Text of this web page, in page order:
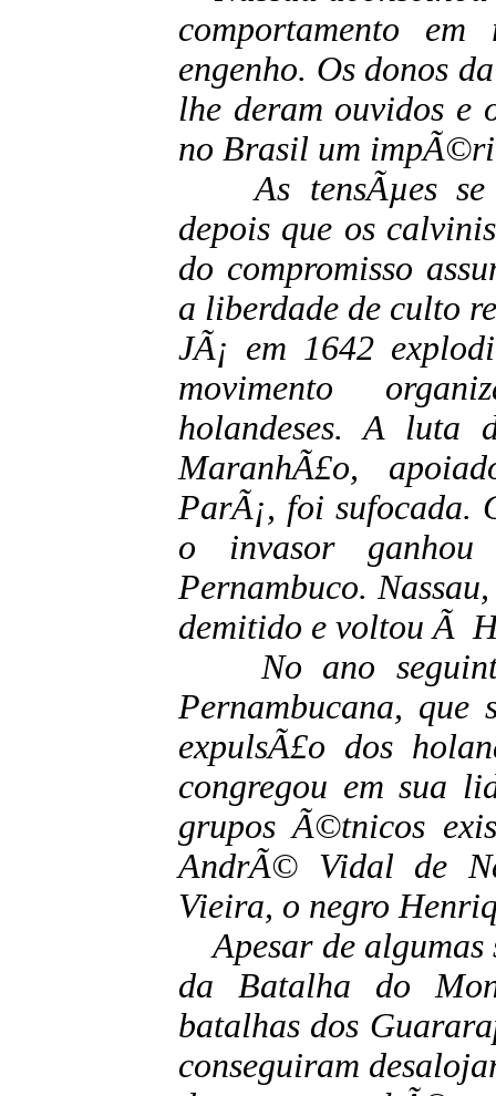
comportamento em
engenho. Os donos
lhe deram ouvidos e
no Brasil um
As tensÃµes se
depois que os
do compromisso
a liberdade de culto
JÃ¡ em 1642
movimento
holandeses. A luta
MaranhÃ£o,
ParÃ¡, foi sufocada.
o invasor
Pernambuco.
demitido e voltou Ã
No ano seguinte
Pernambucana, que
expulsÃ£o dos
congregou em sua
grupos Ã©tnicos
AndrÃ© Vidal de
Vieira, o negro
Apesar de algumas
da Batalha do
batalhas dos
conseguiram